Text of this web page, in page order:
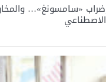
«سامسونغ»…